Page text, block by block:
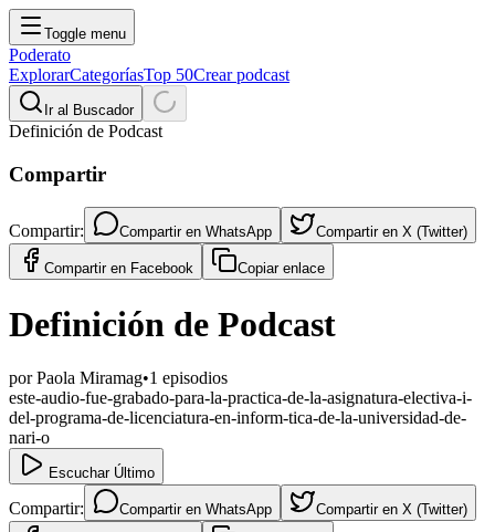
Toggle menu
Poderato
ExplorarCategoríasTop 50Crear podcast
Ir al Buscador
Definición de Podcast
Compartir
Compartir: Compartir en WhatsApp Compartir en X (Twitter)
Compartir en Facebook Copiar enlace
Definición de Podcast
porPaola Miramag•1 episodios
este-audio-fue-grabado-para-la-practica-de-la-asignatura-electiva-i-
del-programa-de-licenciatura-en-inform-tica-de-la-universidad-de-
nari-o
Escuchar Último
Compartir: Compartir en WhatsApp Compartir en X (Twitter)